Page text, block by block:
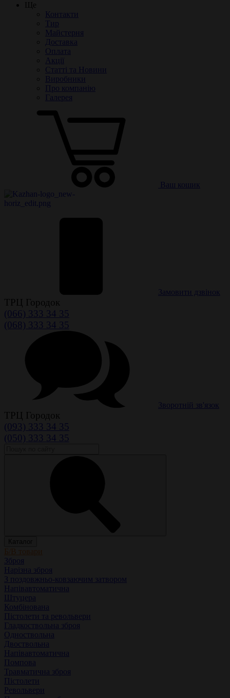
Ще
Контакти
Тир
Майстерня
Доставка
Оплата
Акції
Статті та Новини
Виробники
Про компанію
Галерея
Ваш кошик
Замовити дзвінок
ТРЦ Городок
(066) 333 34 35
(068) 333 34 35
Зворотній зв'язок
ТРЦ Городок
(093) 333 34 35
(050) 333 34 35
Каталог
Б/В товари
Зброя
Нарізна зброя
З поздовжньо-ковзаючим затвором
Напівавтоматична
Штуцера
Комбінована
Пістолети та револьвери
Гладкоствольна зброя
Одноствольна
Двоствольна
Напівавтоматична
Помпова
Травматична зброя
Пістолети
Револьвери